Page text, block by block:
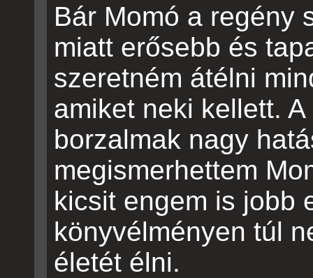
Bár Momó a regény
miatt erősebb és
szeretném átélni
amiket neki kellett.
borzalmak nagy
megismerhettem
kicsit engem is jobb
könyvélményen túl
életét élni.